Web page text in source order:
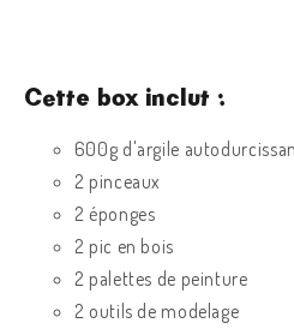
Cette box inclut :
600g d'argile
2 pinceaux
2 éponges
2 pic en bois
2 palettes de peinture
2 outils de modelage